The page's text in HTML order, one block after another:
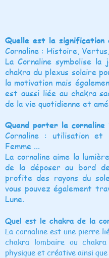
Quelle est la
Cornaline : Histoire,
La Cornaline symbolise
chakra du plexus solaire
la motivation mais
est aussi liée au chakra
de la vie quotidienne et
Quand porter la cornaline
Cornaline : utilisation
Femme ...
La cornaline aime la
de la déposer au bord
profite des rayons du
vous pouvez également
Lune.
Quel est le chakra de la
La cornaline est une pierre
chakra lombaire ou
physique et créative ainsi